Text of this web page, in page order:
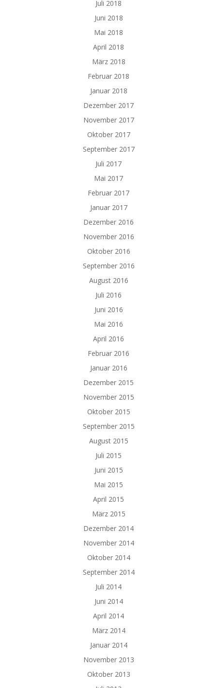
Juli 2018
Juni 2018
Mai 2018
April 2018
März 2018
Februar 2018
Januar 2018
Dezember 2017
November 2017
Oktober 2017
September 2017
Juli 2017
Mai 2017
Februar 2017
Januar 2017
Dezember 2016
November 2016
Oktober 2016
September 2016
August 2016
Juli 2016
Juni 2016
Mai 2016
April 2016
Februar 2016
Januar 2016
Dezember 2015
November 2015
Oktober 2015
September 2015
August 2015
Juli 2015
Juni 2015
Mai 2015
April 2015
März 2015
Dezember 2014
November 2014
Oktober 2014
September 2014
Juli 2014
Juni 2014
April 2014
März 2014
Januar 2014
November 2013
Oktober 2013